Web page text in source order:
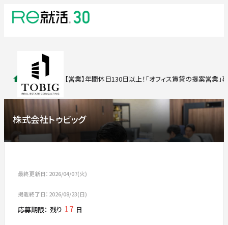
求人検索 【営業】年間休日130日以上！「オフィス賃貸の提案営業
株式会社トゥビッグ
最終更新日：2026/04/07(火)
掲載終了日：2026/08/23(日)
応募期限： 残り 17 日